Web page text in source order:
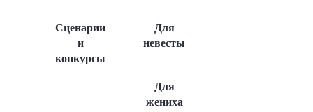
Сценарии
и
конкурсы
Для
невесты
Для
жениха